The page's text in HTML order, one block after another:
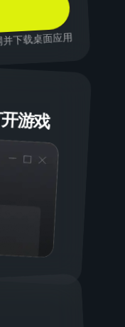
下载桌面应用
游戏